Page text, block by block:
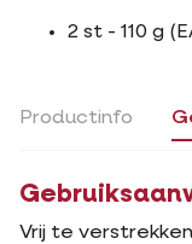
2 st - 110 g
Productinfo
Vrij te